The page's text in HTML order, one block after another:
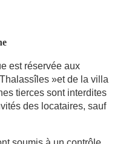
est réservée aux
»et de la villa
tierces sont interdites
des locataires, sauf